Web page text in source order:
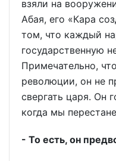
взяли на
Абая, его «Кара
том, что каждый
государственную
Примечательно,
революции, он не
свергать царя. Он
когда мы
- То есть, он